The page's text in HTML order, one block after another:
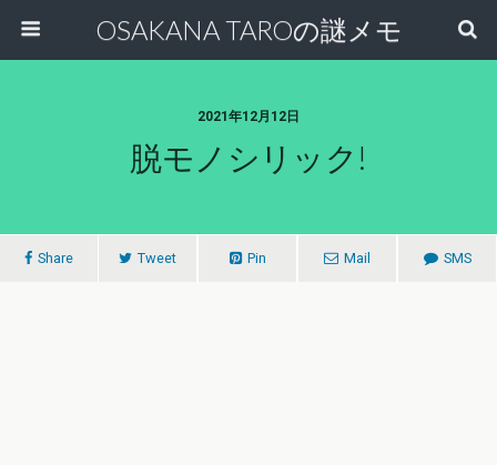
OSAKANA TAROの謎メモ
2021年12月12日
脱モノシリック!
Share Tweet Pin Mail SMS